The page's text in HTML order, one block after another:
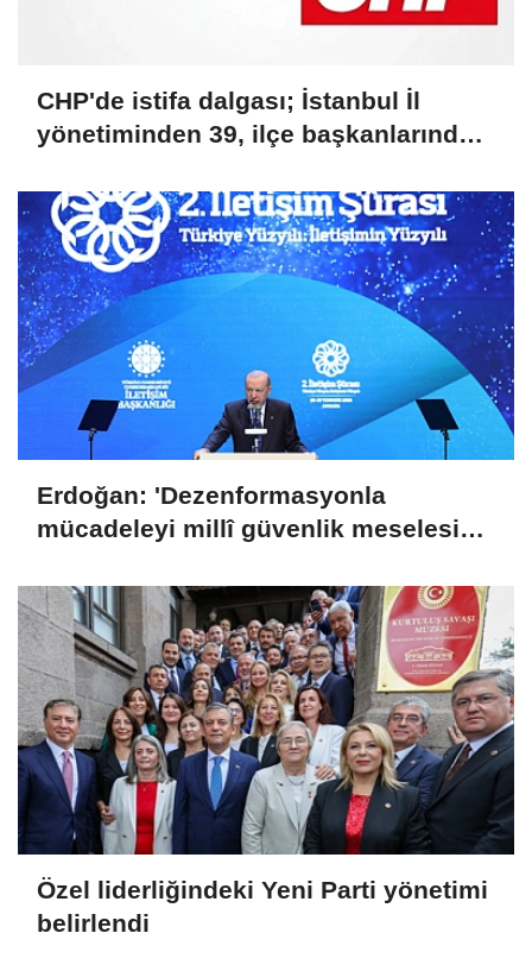
CHP'de istifa dalgası; İstanbul İl
yönetiminden 39, ilçe başkanlarından
Erdoğan: 'Dezenformasyonla
mücadeleyi millî güvenlik meselesi
Özel liderliğindeki Yeni Parti yönetimi
belirlendi